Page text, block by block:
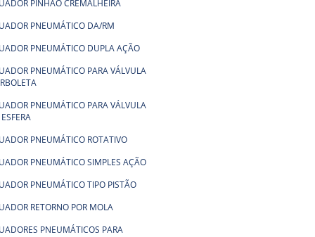
PINHÃO CREMALHEIRA
PNEUMÁTICO DA/RM
PNEUMÁTICO DUPLA AÇÃO
PNEUMÁTICO PARA VÁLVULA
PNEUMÁTICO PARA VÁLVULA
PNEUMÁTICO ROTATIVO
PNEUMÁTICO SIMPLES AÇÃO
PNEUMÁTICO TIPO PISTÃO
RETORNO POR MOLA
PNEUMÁTICOS PARA